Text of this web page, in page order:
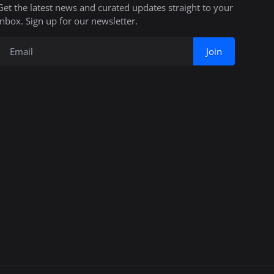
the latest news and curated updates straight to your
Sign up for our newsletter.
Join